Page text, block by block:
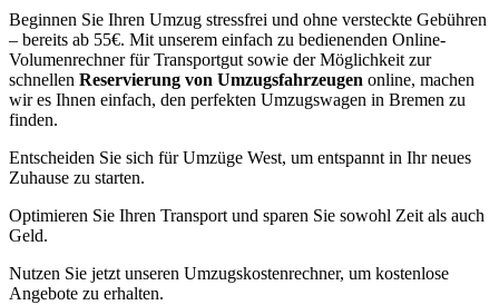
Beginnen Sie Ihren Umzug stressfrei und ohne versteckte Gebühren
– bereits ab 55€. Mit unserem einfach zu bedienenden Online-
Volumenrechner für Transportgut sowie der Möglichkeit zur
schnellen Reservierung von Umzugsfahrzeugen online, machen
wir es Ihnen einfach, den perfekten Umzugswagen in Bremen zu
finden.
Entscheiden Sie sich für Umzüge West, um entspannt in Ihr neues
Zuhause zu starten.
Optimieren Sie Ihren Transport und sparen Sie sowohl Zeit als auch
Geld.
Nutzen Sie jetzt unseren Umzugskostenrechner, um kostenlose
Angebote zu erhalten.